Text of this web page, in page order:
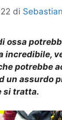
di
ossa
incredibile,
potrebbe
un assurdo
si tratta.